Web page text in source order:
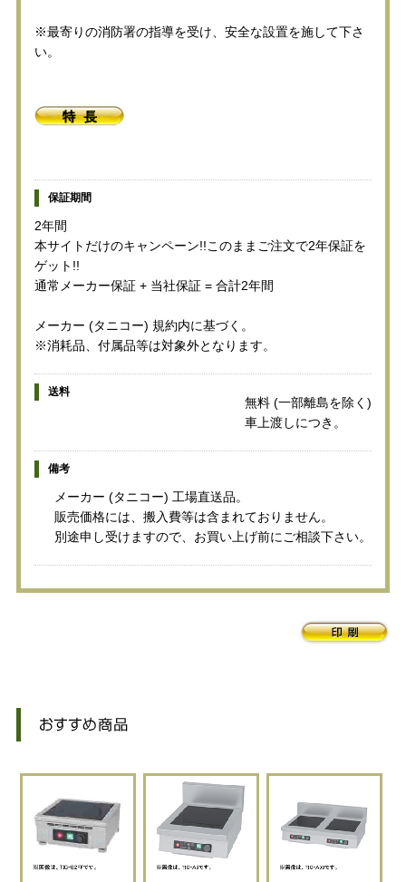
※最寄りの消防署の指導を受け、安全な設置を施して下さ
い。
保証期間
2年間
本サイトだけのキャンペーン!!このままご注文で2年保証を
ゲット!!
通常メーカー保証 + 当社保証 = 合計2年間
メーカー (タニコー) 規約内に基づく。
※消耗品、付属品等は対象外となります。
送料
無料 (一部離島を除く)
車上渡しにつき。
備考
メーカー (タニコー) 工場直送品。
販売価格には、搬入費等は含まれておりません。
別途申し受けますので、お買い上げ前にご相談下さい。